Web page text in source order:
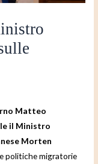
Matteo
il Ministro
Morten
politiche migratorie